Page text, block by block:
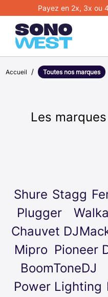
Payez en 2x, 3x ou
Accueil / Toutes nos marques
Les
Shure Stagg
Plugger
Chauvet DJ
Mipro Pioneer
BoomToneDJ
Power Lighting